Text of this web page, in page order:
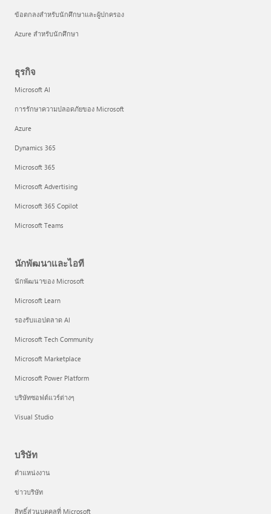
ข้อตกลงสำหรับนักศึกษาและผู้ปกครอง
Azure สำหรับนักศึกษา
ธุรกิจ
Microsoft AI
การรักษาความปลอดภัยของ Microsoft
Azure
Dynamics 365
Microsoft 365
Microsoft Advertising
Microsoft 365 Copilot
Microsoft Teams
นักพัฒนาและไอที
นักพัฒนาของ Microsoft
Microsoft Learn
รองรับแอปตลาด AI
Microsoft Tech Community
Microsoft Marketplace
Microsoft Power Platform
บริษัทซอฟต์แวร์ต่างๆ
Visual Studio
บริษัท
ตำแหน่งงาน
ข่าวบริษัท
สิทธิ์ส่วนบุคคลที่ Microsoft